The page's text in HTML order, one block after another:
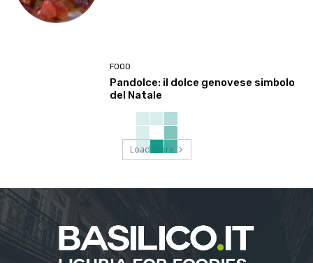
FOOD
Pandolce: il dolce genovese simbolo
del Natale
Load more